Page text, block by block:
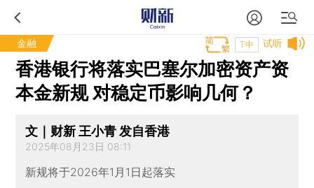
金融 试听
T中
香港银行将落实巴塞尔加密资产资
本金新规 对稳定币影响几何？
文｜财新 王小青 发自香港
2025年08月23日 08:11
新规将于2026年1月1日起落实